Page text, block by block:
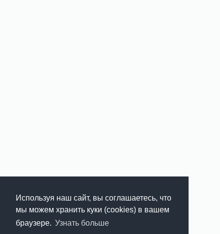
Используя наш сайт, вы соглашаетесь, что
мы можем хранить куки (cookies) в вашем
браузере. Узнать больше